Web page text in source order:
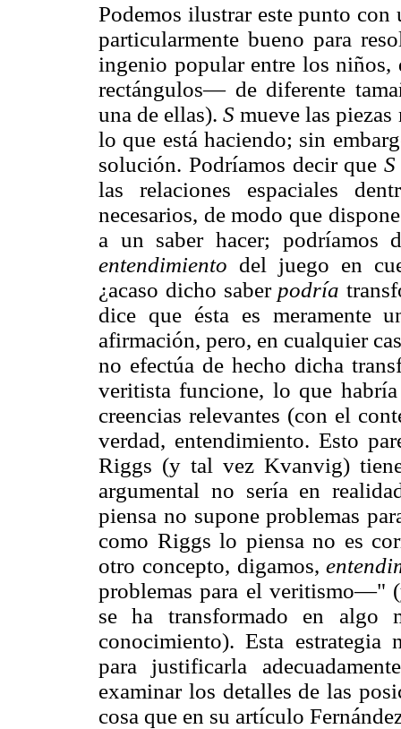
Podemos ilustrar este punto
particularmente bueno para
ingenio popular entre los
rectángulos— de diferente
una de ellas).S mueve las
lo que está haciendo; sin
solución. Podríamos decir queS
las relaciones espaciales
necesarios, de modo que
a un saber hacer; podríamos
entendimiento del juego en
¿acaso dicho saber podría
dice que ésta es meramente
afirmación, pero, en cualquier
no efectúa de hecho dicha
veritista funcione, lo que
creencias relevantes (con el
verdad, entendimiento. Esto
Riggs (y tal vez Kvanvig)
argumental no sería en
piensa no supone problemas
como Riggs lo piensa no es
otro concepto, digamos,
problemas para el veritismo—"
se ha transformado en algo
conocimiento). Esta estrategia
para justificarla
examinar los detalles de las
cosa que en su artículo